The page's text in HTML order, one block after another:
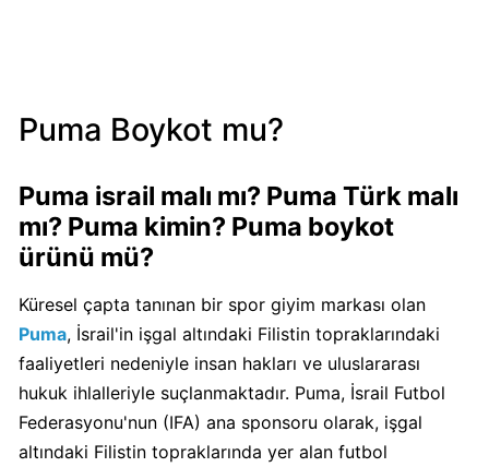
Kim?
Pizza
Hut
Boykot
Pizza
Hut
Kimin
Sahibi
Kim?
Puma Boykot mu?
Puma israil malı mı? Puma Türk malı
mı? Puma kimin? Puma boykot
ürünü mü?
Küresel çapta tanınan bir spor giyim markası olan
Puma, İsrail'in işgal altındaki Filistin topraklarındaki
faaliyetleri nedeniyle insan hakları ve uluslararası
hukuk ihlalleriyle suçlanmaktadır. Puma, İsrail Futbol
Federasyonu'nun (IFA) ana sponsoru olarak, işgal
altındaki Filistin topraklarında yer alan futbol